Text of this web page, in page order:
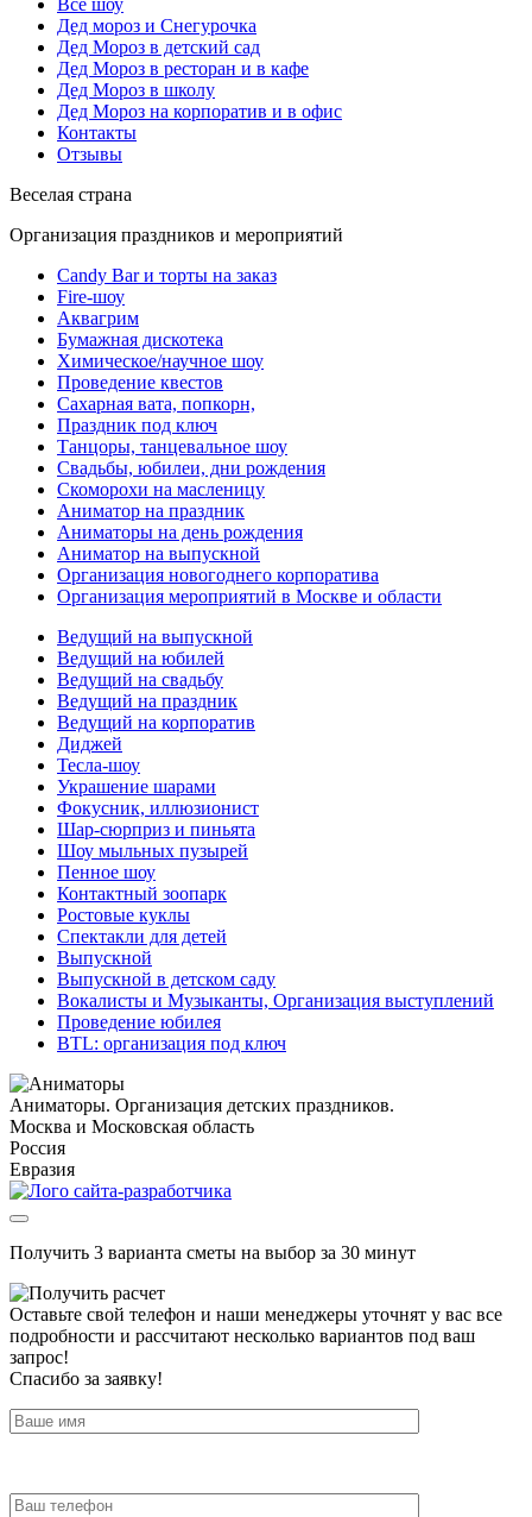
Все шоу
Дед мороз и Снегурочка
Дед Мороз в детский сад
Дед Мороз в ресторан и в кафе
Дед Мороз в школу
Дед Мороз на корпоратив и в офис
Контакты
Отзывы
Веселая страна
Организация праздников и мероприятий
Candy Bar и торты на заказ
Fire-шоу
Аквагрим
Бумажная дискотека
Химическое/научное шоу
Проведение квестов
Сахарная вата, попкорн,
Праздник под ключ
Танцоры, танцевальное шоу
Свадьбы, юбилеи, дни рождения
Скоморохи на масленицу
Аниматор на праздник
Аниматоры на день рождения
Аниматор на выпускной
Организация новогоднего корпоратива
Организация мероприятий в Москве и области
Ведущий на выпускной
Ведущий на юбилей
Ведущий на свадьбу
Ведущий на праздник
Ведущий на корпоратив
Диджей
Тесла-шоу
Украшение шарами
Фокусник, иллюзионист
Шар-сюрприз и пиньята
Шоу мыльных пузырей
Пенное шоу
Контактный зоопарк
Ростовые куклы
Спектакли для детей
Выпускной
Выпускной в детском саду
Вокалисты и Музыканты, Организация выступлений
Проведение юбилея
BTL: организация под ключ
Аниматоры. Организация детских праздников.
Москва и Московская область
Россия
Евразия
Получить 3 варианта сметы на выбор за 30 минут
Оставьте свой телефон и наши менеджеры уточнят у вас все
подробности и рассчитают несколько вариантов под ваш
запрос!
Спасибо за заявку!